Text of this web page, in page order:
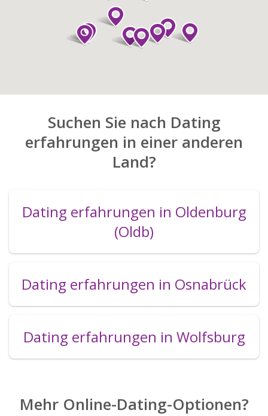
Suchen Sie nach Dating
erfahrungen in einer anderen
Land?
Dating erfahrungen in Oldenburg
(Oldb)
Dating erfahrungen in Osnabrück
Dating erfahrungen in Wolfsburg
Mehr Online-Dating-Optionen?